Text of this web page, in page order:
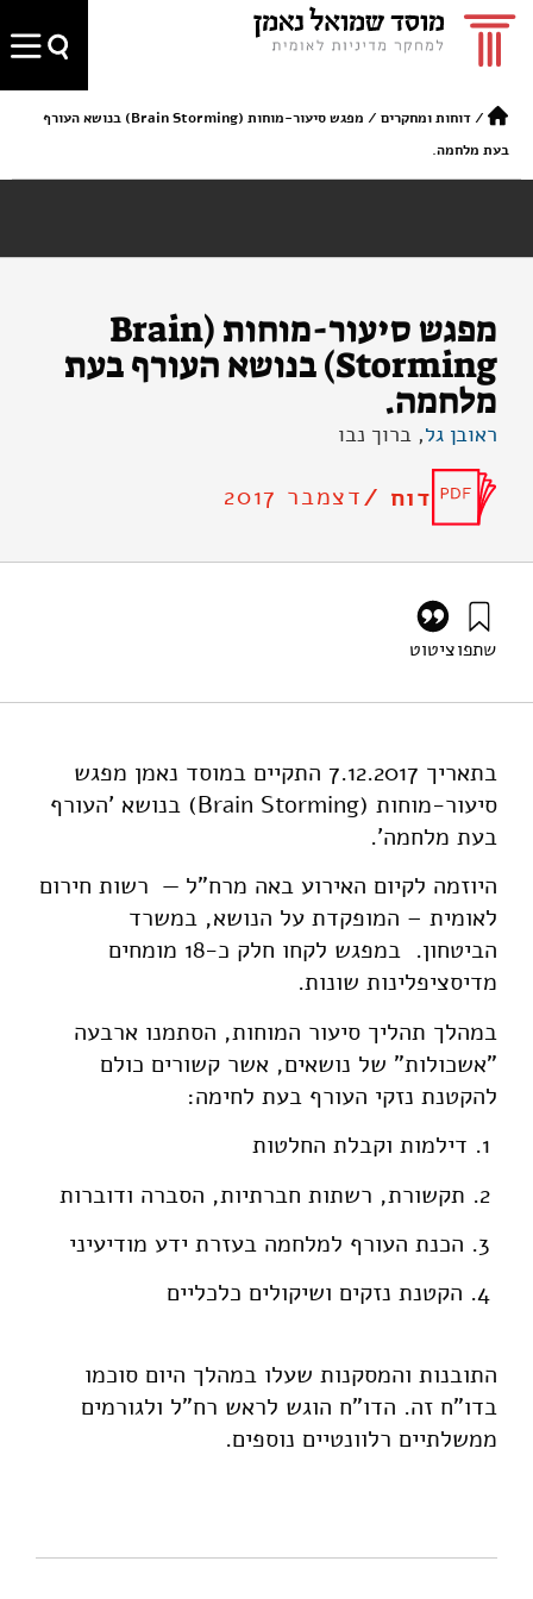
/דוחות ומחקרים /
מפגש סיעור-מוחות (Brain Storming) בנושא העורף
בעת מלחמה.
מפגש סיעור-מוחות (Brain
Storming) בנושא העורף בעת
מלחמה.
ראובן גל, ברוך נבו
דוח /דצמבר 2017
שתפוציטוט
בתאריך 7.12.2017 התקיים במוסד נאמן מפגש
סיעור-מוחות (Brain Storming) בנושא 'העורף
בעת מלחמה'.
היוזמה לקיום האירוע באה מרח"ל — רשות חירום
לאומית – המופקדת על הנושא, במשרד
הביטחון. במפגש לקחו חלק כ-18 מומחים
מדיסציפלינות שונות.
במהלך תהליך סיעור המוחות, הסתמנו ארבעה
"אשכולות" של נושאים, אשר קשורים כולם
להקטנת נזקי העורף בעת לחימה:
התובנות והמסקנות שעלו במהלך היום סוכמו
בדו"ח זה. הדו"ח הוגש לראש רח"ל ולגורמים
ממשלתיים רלוונטיים נוספים.